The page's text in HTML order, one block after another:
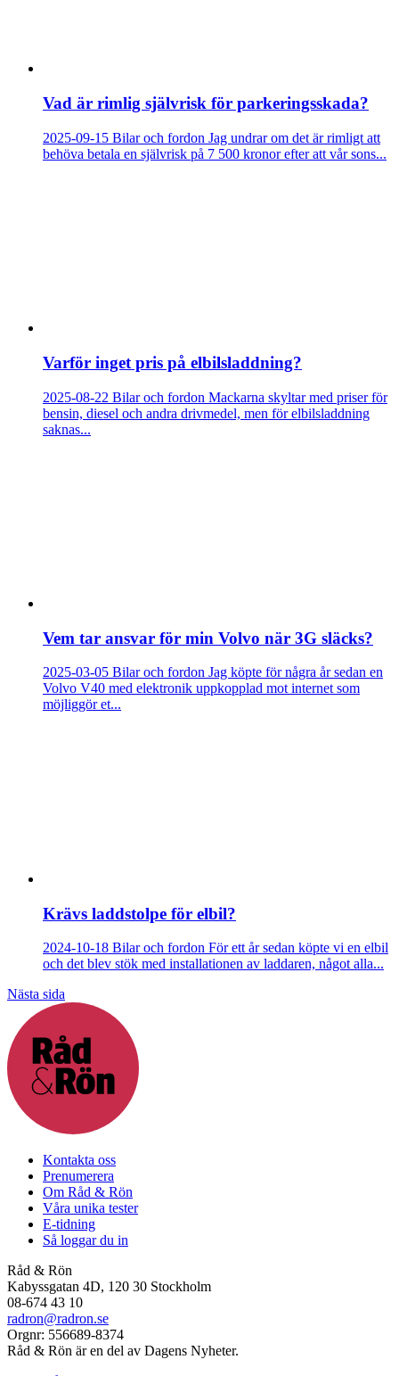
Vad är rimlig självrisk för parkeringsskada?
2025-09-15 Bilar och fordon Jag undrar om det är rimligt att
behöva betala en självrisk på 7 500 kronor efter att vår sons...
Varför inget pris på elbilsladdning?
2025-08-22 Bilar och fordon Mackarna skyltar med priser för
bensin, diesel och andra drivmedel, men för elbilsladdning
saknas...
Vem tar ansvar för min Volvo när 3G släcks?
2025-03-05 Bilar och fordon Jag köpte för några år sedan en
Volvo V40 med elektronik uppkopplad mot internet som
möjliggör et...
Krävs laddstolpe för elbil?
2024-10-18 Bilar och fordon För ett år sedan köpte vi en elbil
och det blev stök med installationen av laddaren, något alla...
Nästa sida
Kontakta oss
Prenumerera
Om Råd & Rön
Våra unika tester
E-tidning
Så loggar du in
Råd & Rön
Kabyssgatan 4D, 120 30 Stockholm
08-674 43 10
radron@radron.se
Orgnr: 556689-8374
Råd & Rön är en del av Dagens Nyheter.